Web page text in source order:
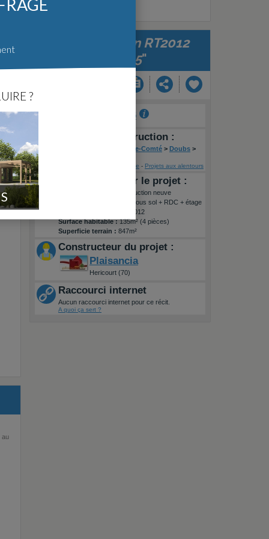
au
Notre maison RT2012
dans 25"
luc1826
Lieu de la construction :
Bourgogne-Franche-Comté > Doubs >
Voir sur une carte - Projets aux alentours
Informations sur le projet :
Construction neuve
Sous sol + RDC + étage
RT2012
Surface habitable :135m² (4 pièces)
Superficie terrain : 847m²
Constructeur du projet :
Plaisancia
Hericourt (70)
Raccourci internet
Aucun raccourci internet pour ce récit.
A quoi ça sert ?
?